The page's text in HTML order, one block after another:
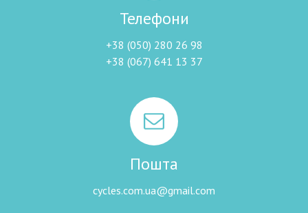
Телефони
+38 (050) 280 26 98
+38 (067) 641 13 37
Пошта
cycles.com.ua@gmail.com